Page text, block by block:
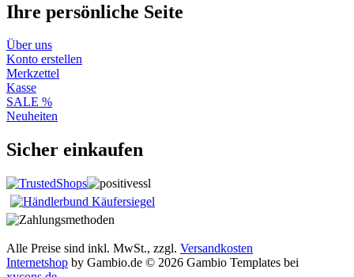
Ihre persönliche Seite
Über uns
Konto erstellen
Merkzettel
Kasse
SALE %
Neuheiten
Sicher einkaufen
Alle Preise sind inkl. MwSt., zzgl. Versandkosten
Internetshop by Gambio.de © 2026 Gambio Templates bei